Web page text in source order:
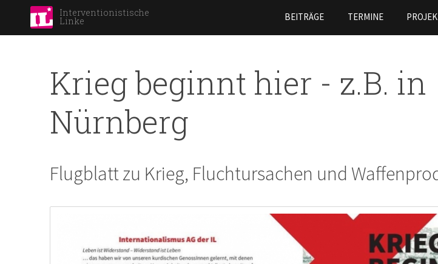
main
content
Interventionistische
Linke BEITRÄGE TERMINE
Krieg beginnt hier - z.B. in
Nürnberg
Flugblatt zu Krieg, Fluchtursachen und